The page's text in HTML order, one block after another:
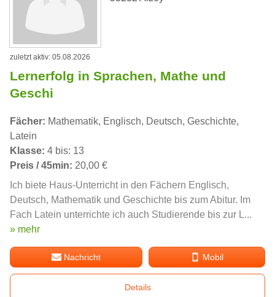
zuletzt aktiv: 05.08.2026
Lernerfolg in Sprachen, Mathe und
Geschi
Fächer: Mathematik, Englisch, Deutsch, Geschichte,
Latein
Klasse: 4 bis: 13
Preis / 45min: 20,00 €
Ich biete Haus-Unterricht in den Fächern Englisch,
Deutsch, Mathematik und Geschichte bis zum Abitur. Im
Fach Latein unterrichte ich auch Studierende bis zur L...
» mehr
Nachricht Mobil
Details